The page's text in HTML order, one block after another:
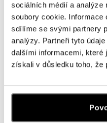
sociálních médií a
soubory cookie. Informace
sdílíme se svými partnery
analýzy. Partneři tyto
dalšími informacemi, které
získali v důsledku toho, že
ALO diamonds OC
Ostrava
Jantarová 3344/4, 702 00
tel.: +420 603 166 013, +420
dnes otevřeno do 21:00
ALO diamonds OC
tel.: +420 603 192 388, +420
dnes otevřeno do 21:00